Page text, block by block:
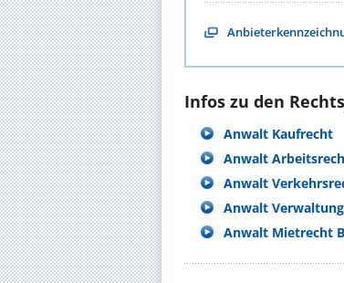
Infos zu den
Anwalt Kaufrecht
Anwalt
Anwalt
Anwalt
Anwalt Mietrecht